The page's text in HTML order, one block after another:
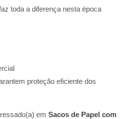
toda a diferença nesta época
proteção eficiente dos
em Sacos de Papel com